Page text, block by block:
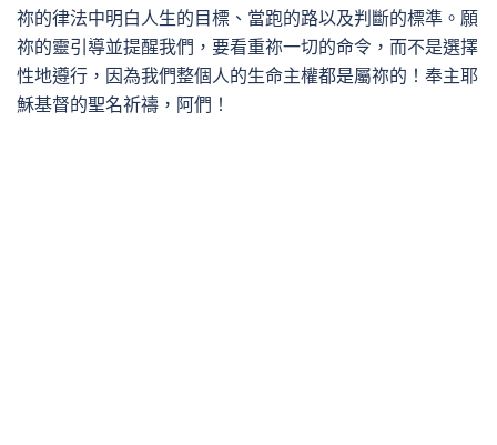
祢的律法中明白人生的目標、當跑的路以及判斷的標準。願
祢的靈引導並提醒我們，要看重祢一切的命令，而不是選擇
性地遵行，因為我們整個人的生命主權都是屬祢的！奉主耶
穌基督的聖名祈禱，阿們！